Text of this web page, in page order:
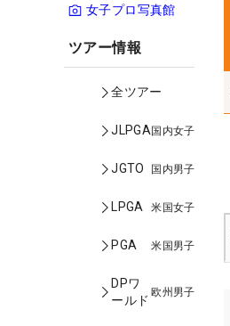
女子プロ写真館
ツアー情報
全ツアー
JLPGA国内女子
JGTO 国内男子
LPGA 米国女子
PGA 米国男子
DPワ
ールド
欧州男子